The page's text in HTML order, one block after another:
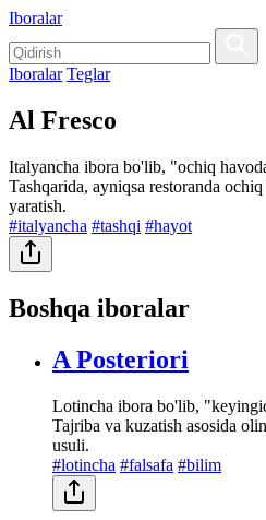
Iboralar
Iboralar Teglar
Al Fresco
Italyancha ibora bo'lib, "ochiq
Tashqarida, ayniqsa restoranda
yaratish.
#italyancha #tashqi #hayot
Boshqa iboralar
A Posteriori
Lotincha ibora bo'lib,
Tajriba va kuzatish asosida
usuli.
#lotincha #falsafa #bilim